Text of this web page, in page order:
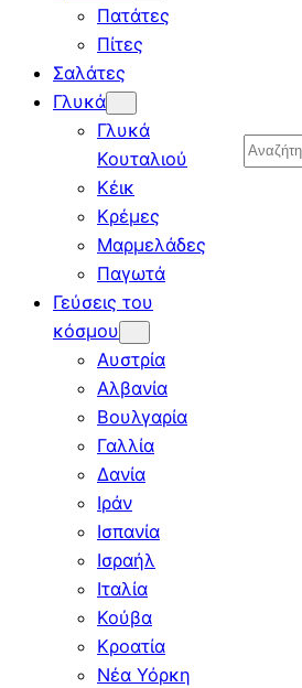
Πατάτες
Πίτες
Σαλάτες
Γλυκά
Γλυκά
Κουταλιού
Κέικ
Κρέμες
Μαρμελάδες
Παγωτά
Γεύσεις του
κόσμου
Αυστρία
Αλβανία
Βουλγαρία
Γαλλία
Δανία
Ιράν
Ισπανία
Ισραήλ
Ιταλία
Κούβα
Κροατία
Νέα Υόρκη
Search